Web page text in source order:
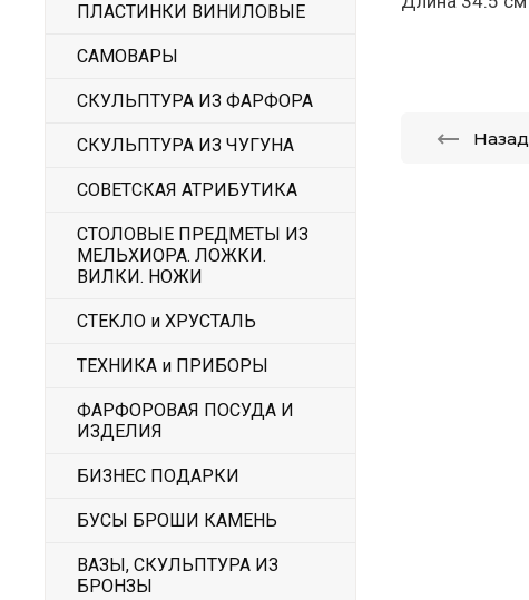
ПЛАСТИНКИ ВИНИЛОВЫЕ
САМОВАРЫ
СКУЛЬПТУРА ИЗ ФАРФОРА
СКУЛЬПТУРА ИЗ ЧУГУНА
СОВЕТСКАЯ АТРИБУТИКА
СТОЛОВЫЕ ПРЕДМЕТЫ ИЗ
МЕЛЬХИОРА. ЛОЖКИ.
ВИЛКИ. НОЖИ
СТЕКЛО и ХРУСТАЛЬ
ТЕХНИКА и ПРИБОРЫ
ФАРФОРОВАЯ ПОСУДА И
ИЗДЕЛИЯ
БИЗНЕС ПОДАРКИ
БУСЫ БРОШИ КАМЕНЬ
ВАЗЫ, СКУЛЬПТУРА ИЗ
БРОНЗЫ
Назад